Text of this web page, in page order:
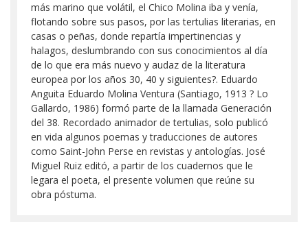
más marino que volátil, el Chico Molina iba y venía,
flotando sobre sus pasos, por las tertulias literarias, en
casas o peñas, donde repartía impertinencias y
halagos, deslumbrando con sus conocimientos al día
de lo que era más nuevo y audaz de la literatura
europea por los años 30, 40 y siguientes?. Eduardo
Anguita Eduardo Molina Ventura (Santiago, 1913 ? Lo
Gallardo, 1986) formó parte de la llamada Generación
del 38. Recordado animador de tertulias, solo publicó
en vida algunos poemas y traducciones de autores
como Saint-John Perse en revistas y antologías. José
Miguel Ruiz editó, a partir de los cuadernos que le
legara el poeta, el presente volumen que reúne su
obra póstuma.